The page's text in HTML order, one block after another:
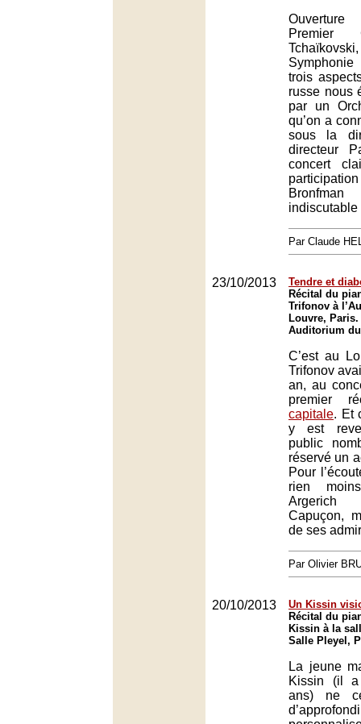
Premier
trois
russe nous
par un
qu’on a
sous la
directeur
concert
indiscutable
Par Claude
23/10/2013
Tendre et
Récital du
Trifonov à
Louvre, Paris.
Auditorium
C’est au
Trifonov
an, au
premier
capitale. Et
y est
public
réservé un
Pour
rien
Capuçon,
de ses
Par Olivier
20/10/2013
Un Kissin
Récital du
Kissin à la
Salle Pleyel,
La jeune
Kissin (il a
ans) ne